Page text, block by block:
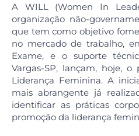
A WILL (Women In
organização não-
que tem como objetivo
no mercado de trabalho,
Exame, e o suporte
Vargas-SP, lançam, hoje,
Liderança Feminina. A
mais abrangente já
identificar as práticas
promoção da liderança